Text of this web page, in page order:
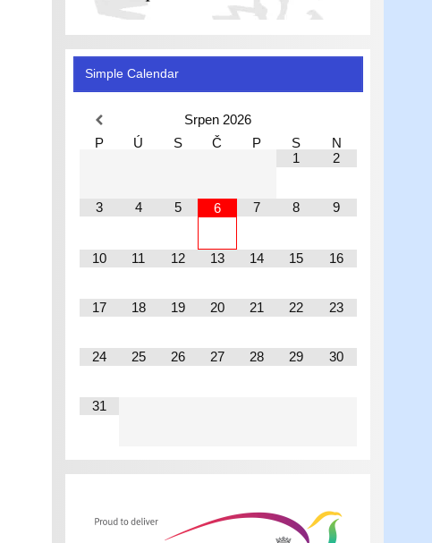
Simple Calendar
Srpen 2026
P
Ú S Č P S
N
1
2
3 4 5 6 7 8 9
10 11 12 13 14 15 16
17 18 19 20 21 22 23
24 25 26 27 28 29 30
31